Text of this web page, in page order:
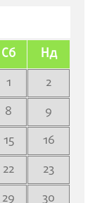
Сб Нд
1
2
8
9
15
16
22
23
29
30